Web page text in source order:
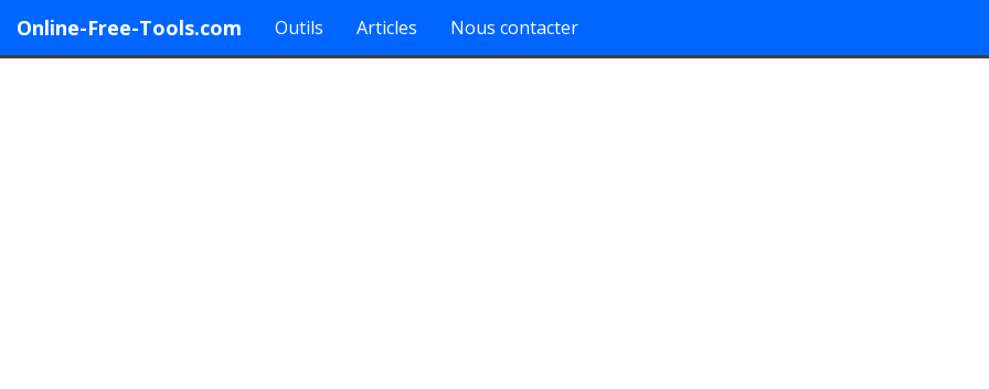
Online-Free-Tools.com Outils Articles Nous contacter